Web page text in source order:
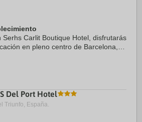
Serhs Carlit Boutique Hotel, disfrutarás
en pleno centro de Barcelona, a
...
Del Port Hotel
Triunfo, España.